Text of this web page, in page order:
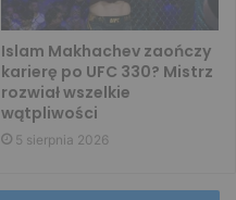
Islam Makhachev zaończy
karierę po UFC 330? Mistrz
rozwiał wszelkie
wątpliwości
5 sierpnia 2026